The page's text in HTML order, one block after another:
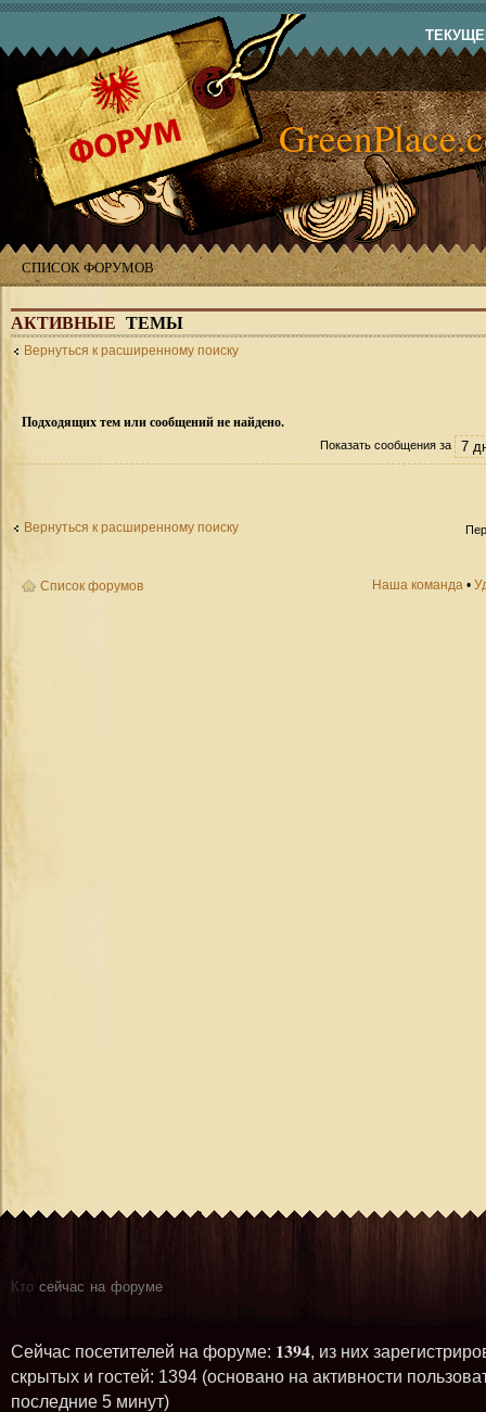
СПИСОК ФОРУМОВ
АКТИВНЫЕ ТЕМЫ
Вернуться к расширенному поиску
Подходящих тем или сообщений не найдено.
Показать сообщения за
Вернуться к расширенному поиску
Список форумов Наша команда •
Кто сейчас на форуме
Сейчас посетителей на форуме: 1394, из них
скрытых и гостей: 1394 (основано на активности
последние 5 минут)